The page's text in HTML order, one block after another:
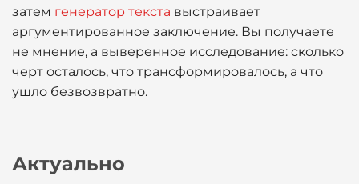
затем генератор текста выстраивает
аргументированное заключение. Вы получаете
не мнение, а выверенное исследование: сколько
черт осталось, что трансформировалось, а что
ушло безвозвратно.
Актуально